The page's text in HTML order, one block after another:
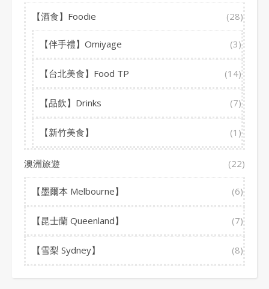
【酒食】Foodie (28)
【伴手禮】Omiyage (3)
【台北美食】Food TP (14)
【品飲】Drinks (7)
【新竹美食】 (1)
澳洲旅遊 (22)
【墨爾本 Melbourne】 (6)
【昆士蘭 Queenland】 (7)
【雪梨 Sydney】 (8)